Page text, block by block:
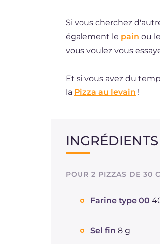
Si vous cherchez
également le pain ou
vous voulez vous
Et si vous avez du
la Pizza au levain !
INGRÉDIENTS
POUR 2 PIZZAS DE 30
Farine type 00
Sel fin 8 g